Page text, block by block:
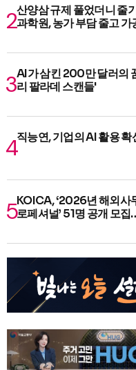
산양삼 규제 풀었더니 줄
과학원, 농가 부담 줄고
AI가 삼킨 200만 달러의
리 팔라데 스캔들'
직능연, 기업의 AI 활용 확
KOICA, ‘2026년 해외사
로페셔널’ 51명 공개 모